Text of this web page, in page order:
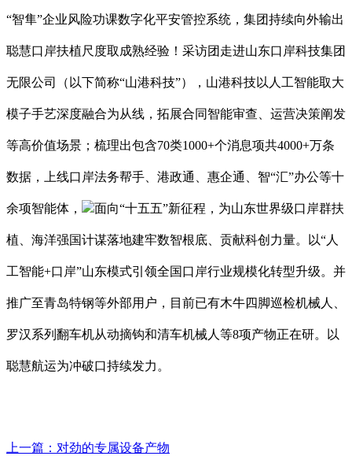
“智隼”企业风险功课数字化平安管控系统，集团持续向外输出
聪慧口岸扶植尺度取成熟经验！采访团走进山东口岸科技集团
无限公司（以下简称“山港科技”），山港科技以人工智能取大
模子手艺深度融合为从线，拓展合同智能审查、运营决策阐发
等高价值场景；梳理出包含70类1000+个消息项共4000+万条
数据，上线口岸法务帮手、港政通、惠企通、智“汇”办公等十
余项智能体， 面向“十五五”新征程，为山东世界级口岸群扶
植、海洋强国计谋落地建牢数智根底、贡献科创力量。以“人
工智能+口岸”山东模式引领全国口岸行业规模化转型升级。并
推广至青岛特钢等外部用户，目前已有木牛四脚巡检机械人、
罗汉系列翻车机从动摘钩和清车机械人等8项产物正在研。以
聪慧航运为冲破口持续发力。
上一篇： 对劲的专属设备产物